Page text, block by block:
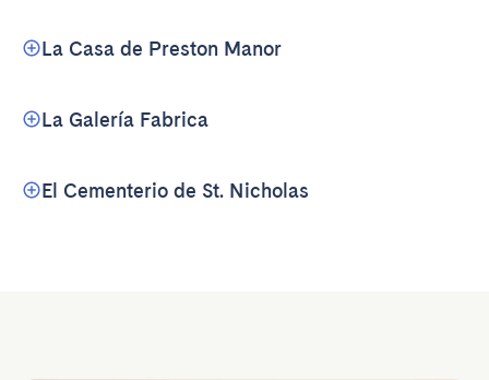
La Casa de Preston Manor
La Galería Fabrica
El Cementerio de St. Nicholas